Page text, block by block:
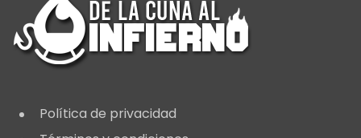
Política de privacidad